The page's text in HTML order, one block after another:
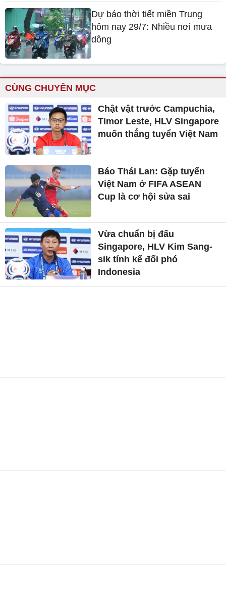
Dự báo thời tiết miền Trung
hôm nay 29/7: Nhiều nơi mưa
dông
CÙNG CHUYÊN MỤC
Chật vật trước Campuchia,
Timor Leste, HLV Singapore
muốn thắng tuyển Việt Nam
Báo Thái Lan: Gặp tuyển
Việt Nam ở FIFA ASEAN
Cup là cơ hội sửa sai
Vừa chuẩn bị đấu
Singapore, HLV Kim Sang-
sik tính kế đối phó
Indonesia